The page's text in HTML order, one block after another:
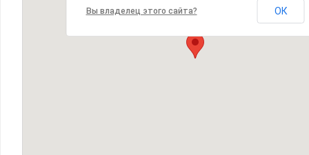
Вы владелец этого сайта? ОК